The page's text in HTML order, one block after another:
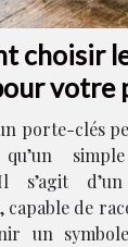
choisir
votre
?
porte-clés
s’agit
capable de
un